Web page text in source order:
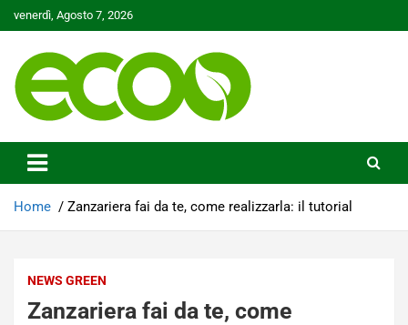
to
venerdì, Agosto 7, 2026
Ecoo.it
Home Zanzariera fai da te, come realizzarla: il tutorial
NEWS GREEN
Zanzariera fai da te, come